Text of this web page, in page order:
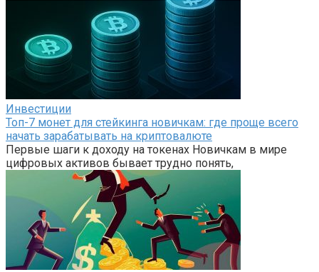
Инвестиции
Топ-7 монет для стейкинга новичкам: где проще всего
начать зарабатывать на криптовалюте
Первые шаги к доходу на токенах Новичкам в мире
цифровых активов бывает трудно понять,